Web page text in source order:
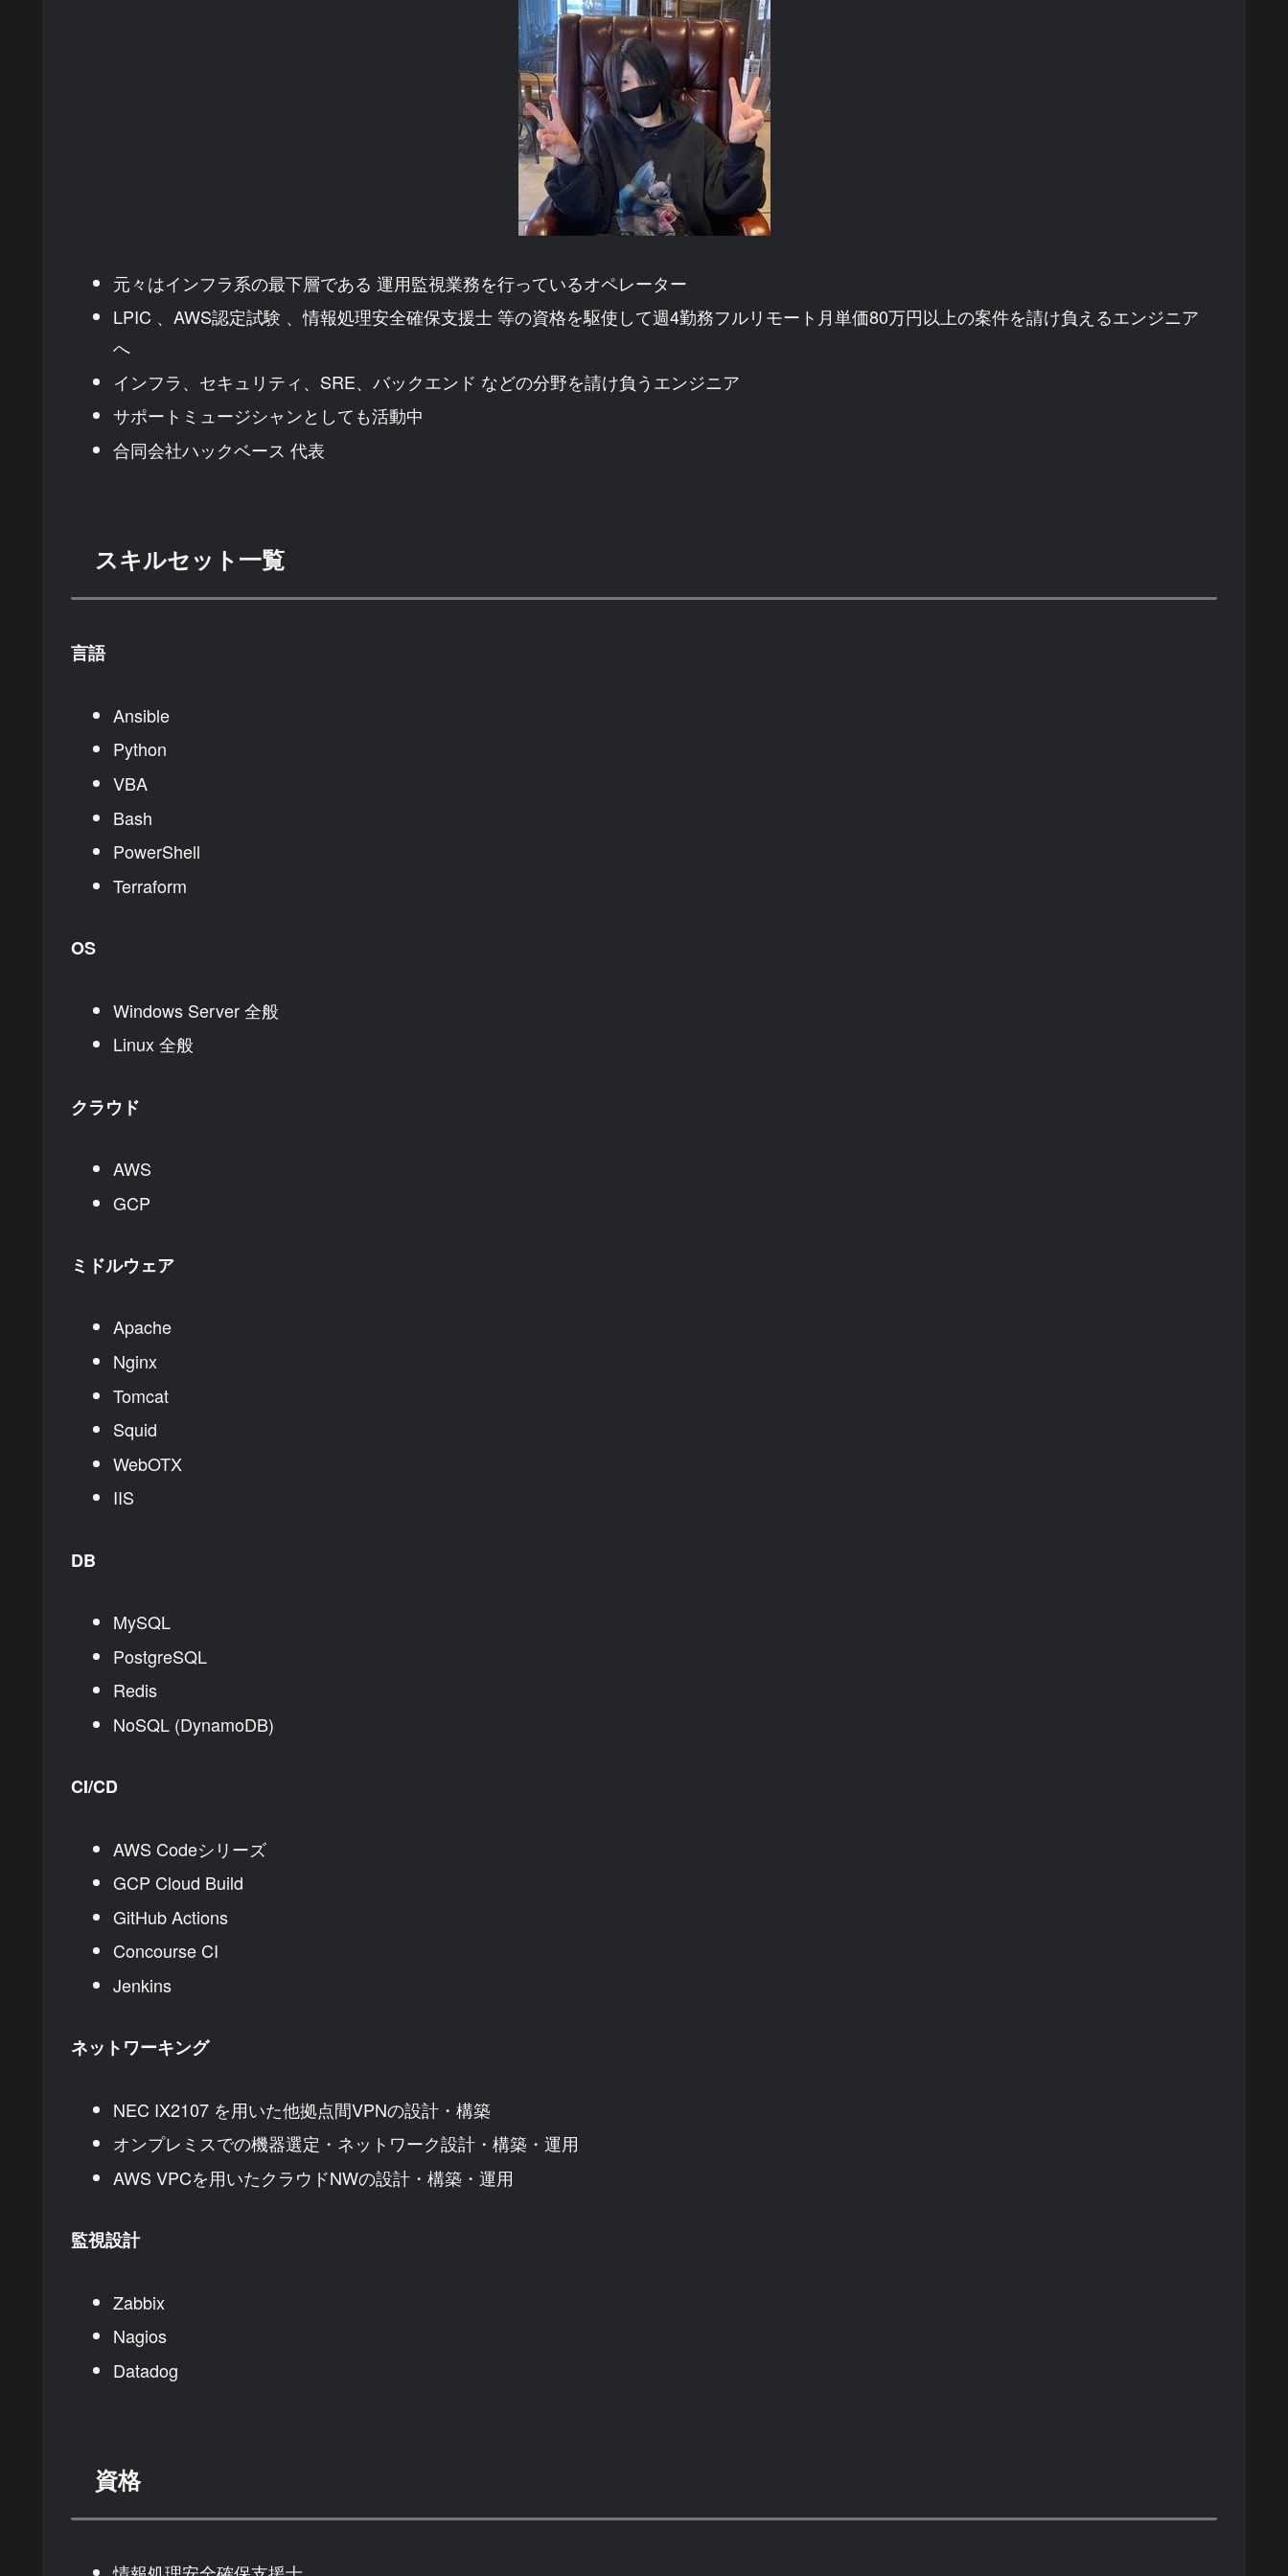
元々はインフラ系の最下層である 運用監視業務を行っているオペレーター
LPIC 、AWS認定試験 、情報処理安全確保支援士 等の資格を駆使して週4勤務フルリモート月単価80万円以上の案件を請け負えるエンジニア
へ
インフラ、セキュリティ、SRE、バックエンド などの分野を請け負うエンジニア
サポートミュージシャンとしても活動中
合同会社ハックベース 代表
スキルセット一覧
言語
Ansible
Python
VBA
Bash
PowerShell
Terraform
OS
Windows Server 全般
Linux 全般
クラウド
AWS
GCP
ミドルウェア
Apache
Nginx
Tomcat
Squid
WebOTX
IIS
DB
MySQL
PostgreSQL
Redis
NoSQL (DynamoDB)
CI/CD
AWS Codeシリーズ
GCP Cloud Build
GitHub Actions
Concourse CI
Jenkins
ネットワーキング
NEC IX2107 を用いた他拠点間VPNの設計・構築
オンプレミスでの機器選定・ネットワーク設計・構築・運用
AWS VPCを用いたクラウドNWの設計・構築・運用
監視設計
Zabbix
Nagios
Datadog
資格